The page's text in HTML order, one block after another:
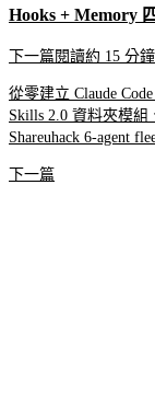
Hooks + Memory
下一篇 閱讀約 15 分鐘
從零建立 Claude
Skills 2.0 資料夾模組
Shareuhack 6-agent
下一篇